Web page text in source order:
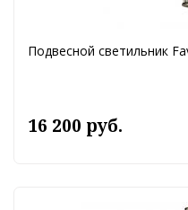
Подвесной светильник
16 200 руб.